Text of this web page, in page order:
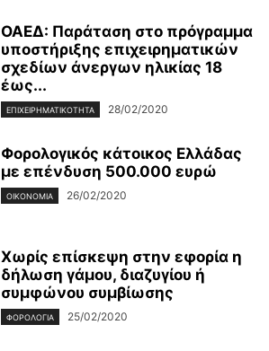
ΟΑΕΔ: Παράταση στο πρόγραμμα
υποστήριξης επιχειρηματικών
σχεδίων άνεργων ηλικίας 18
έως...
ΕΠΙΧΕΙΡΗΜΑΤΙΚΌΤΗΤΑ 28/02/2020
Φορολογικός κάτοικος Ελλάδας
με επένδυση 500.000 ευρώ
ΟΙΚΟΝΟΜΊΑ 26/02/2020
Χωρίς επίσκεψη στην εφορία η
δήλωση γάμου, διαζυγίου ή
συμφώνου συμβίωσης
ΦΟΡΟΛΟΓΊΑ 25/02/2020